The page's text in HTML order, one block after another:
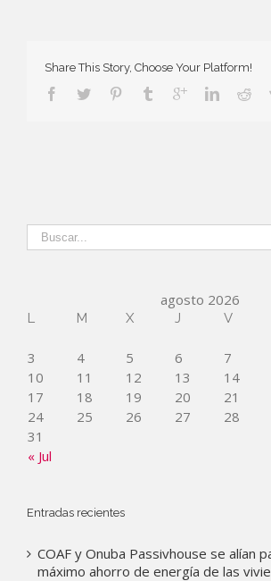
Share This Story, Choose Your Platform!
agosto 2026
L M X J V
« Jul
3
4 5 6 7
10
11 12 13 14
17
18 19 20 21
24
25 26 27 28
31
Entradas recientes
COAF y Onuba Passivhouse se alían
máximo ahorro de energía de las